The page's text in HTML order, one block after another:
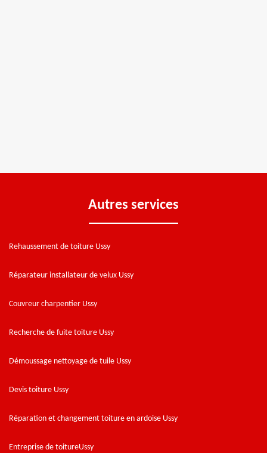
Autres services
Rehaussement de toiture Ussy
Réparateur installateur de velux Ussy
Couvreur charpentier Ussy
Recherche de fuite toiture Ussy
Démoussage nettoyage de tuile Ussy
Devis toiture Ussy
Réparation et changement toiture en ardoise Ussy
Entreprise de toitureUssy